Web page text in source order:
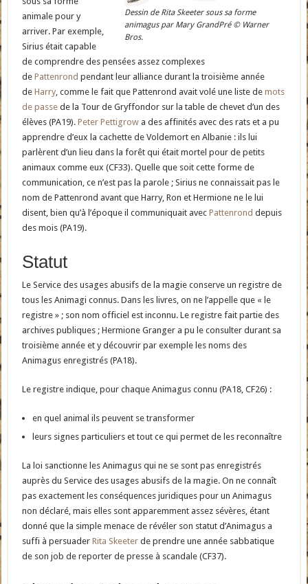
Dessin de Rita Skeeter sous sa forme
animagus par Mary GrandPré © Warner
Bros.
animale pour y
arriver. Par exemple,
Sirius était capable
de comprendre des pensées assez complexes
dePattenrond pendant leur alliance durant la troisième année
deHarry, comme le fait que Pattenrond avait volé une liste demots
de passe de la Tour de Gryffondor sur la table de chevet d’un des
élèves (PA19).Peter Pettigrow a des affinités avec des rats et a pu
apprendre d’eux la cachette de Voldemort en Albanie : ils lui
parlèrent d’un lieu dans la forêt qui était mortel pour de petits
animaux comme eux (CF33). Quelle que soit cette forme de
communication, ce n’est pas la parole ; Sirius ne connaissait pas le
nom de Pattenrond avant que Harry, Ron et Hermione ne le lui
disent, bien qu’à l’époque il communiquait avecPattenrond depuis
des mois (PA19).
Statut
Le Service des usages abusifs de la magie conserve un registre de
tous les Animagi connus. Dans les livres, on ne l’appelle que « le
registre » ; son nom officiel est inconnu. Le registre fait partie des
archives publiques ; Hermione Granger a pu le consulter durant sa
troisième année et y découvrir par exemple les noms des
Animagus enregistrés (PA18).
Le registre indique, pour chaque Animagus connu (PA18, CF26) :
en quel animal ils peuvent se transformer
leurs signes particuliers et tout ce qui permet de les reconnaître
La loi sanctionne les Animagus qui ne se sont pas enregistrés
auprès du Service des usages abusifs de la magie. On ne connaît
pas exactement les conséquences juridiques pour un Animagus
non déclaré, mais elles sont apparemment assez sévères, étant
donné que la simple menace de révéler son statut d’Animagus a
suffi à persuaderRita Skeeter de prendre une année sabbatique
de son job de reporter de presse à scandale (CF37).